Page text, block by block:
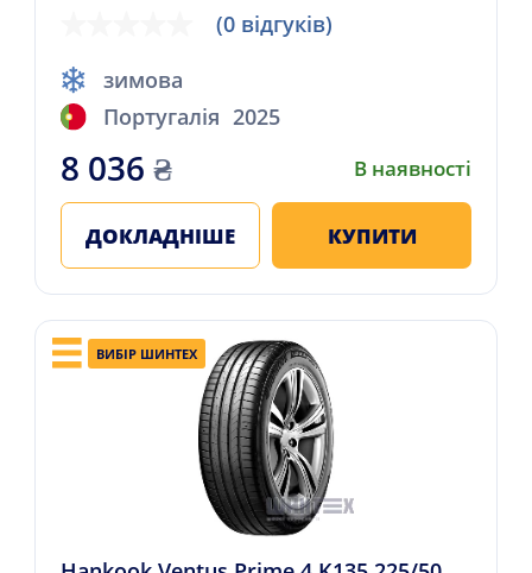
(0 відгуків)
зимова
Португалія 2025
8 036 ₴ В наявності
ДОКЛАДНІШЕ КУПИТИ
ВИБІР ШИНТЕХ